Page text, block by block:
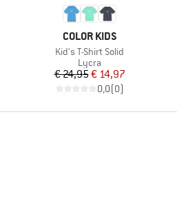
MERK
COLOR KIDS
Artikel
Kid's T-Shirt Solid
Productgroep
Lycra
Prijs
€ 24,95Verlaagde prijs
€ 14,97
0,0(0)